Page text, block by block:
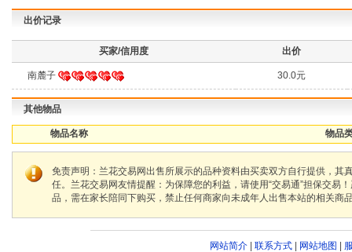
出价记录
买家/信用度 出价
南麓子 30.0元
其他物品
物品名称 物品
免责声明：兰花交易网出售所展示的品种资料由买卖双方自行提供，
任。兰花交易网友情提醒：为保障您的利益，请使用“交易通”担保交
品，需在家长陪同下购买，禁止任何商家向未成年人出售本站的相关商
网站简介| 联系方式| 网站地图